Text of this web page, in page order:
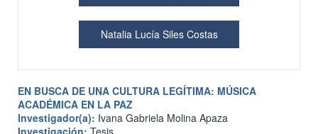
Natalia Lucía Siles Costas
EN BUSCA DE UNA CULTURA LEGÍTIMA: MÚSICA
ACADÉMICA EN LA PAZ
Investigador(a): Ivana Gabriela Molina Apaza
Investigación: Tesis